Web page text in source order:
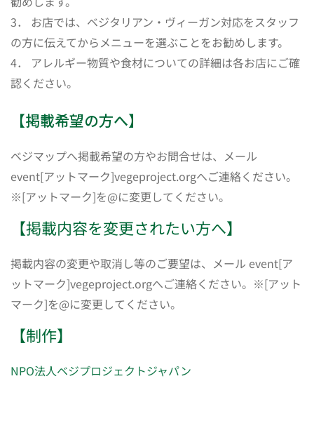
3． お店では、ベジタリアン・ヴィーガン対応をスタッフ
の方に伝えてからメニューを選ぶことをお勧めします。
4． アレルギー物質や食材についての詳細は各お店にご確
認ください。
【掲載希望の方へ】
ベジマップへ掲載希望の方やお問合せは、メール
event[アットマーク]vegeproject.orgへご連絡ください。
※[アットマーク]を@に変更してください。
【掲載内容を変更されたい方へ】
掲載内容の変更や取消し等のご要望は、メール event[ア
ットマーク]vegeproject.orgへご連絡ください。※[アット
マーク]を@に変更してください。
【制作】
NPO法人ベジプロジェクトジャパン